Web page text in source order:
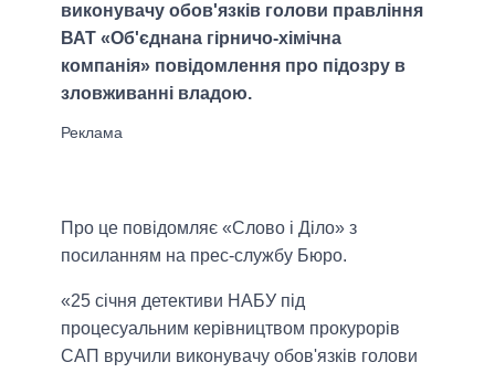
виконувачу обов'язків голови правління
ВАТ «Об'єднана гірничо-хімічна
компанія» повідомлення про підозру в
зловживанні владою.
Про це повідомляє «Слово і Діло» з
посиланням на прес-службу Бюро.
«25 січня детективи НАБУ під
процесуальним керівництвом прокурорів
САП вручили виконувачу обов'язків голови